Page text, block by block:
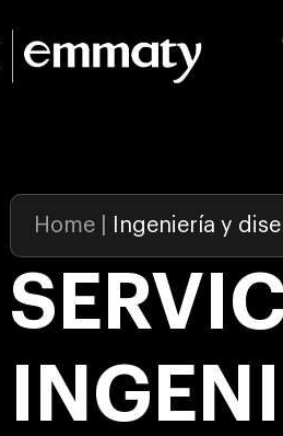
Home Ingeniería y